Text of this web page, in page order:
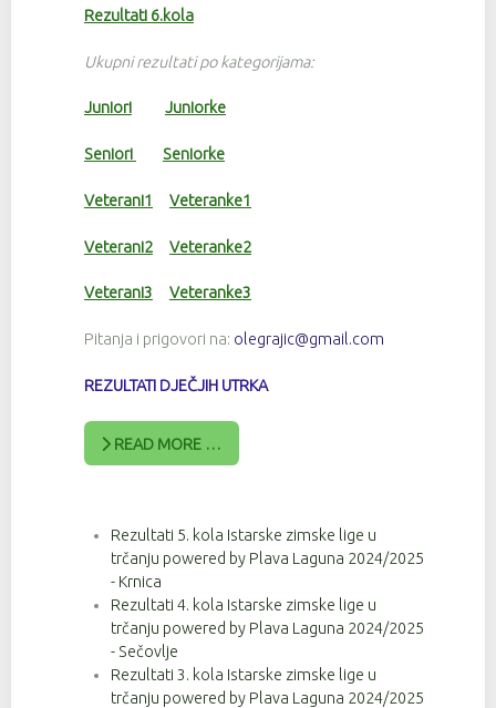
Rezultati 6.kola
Ukupni rezultati po kategorijama:
Juniori Juniorke
Seniori Seniorke
Veterani1 Veteranke1
Veterani2 Veteranke2
Veterani3 Veteranke3
Pitanja i prigovori na: olegrajic@gmail.com
REZULTATI DJEČJIH UTRKA
READ MORE …
Rezultati 5. kola Istarske zimske lige u
trčanju powered by Plava Laguna 2024/2025
- Krnica
Rezultati 4. kola Istarske zimske lige u
trčanju powered by Plava Laguna 2024/2025
- Sečovlje
Rezultati 3. kola Istarske zimske lige u
trčanju powered by Plava Laguna 2024/2025